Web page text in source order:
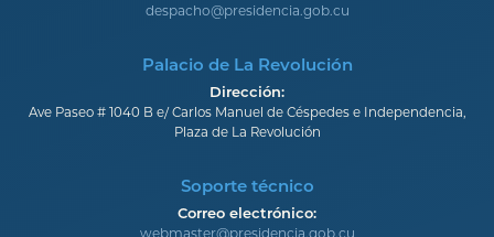
despacho@presidencia.gob.cu
Palacio de La Revolución
Dirección:
Ave Paseo # 1040 B e/ Carlos Manuel de Céspedes e Independencia,
Plaza de La Revolución
Soporte técnico
Correo electrónico:
webmaster@presidencia.gob.cu